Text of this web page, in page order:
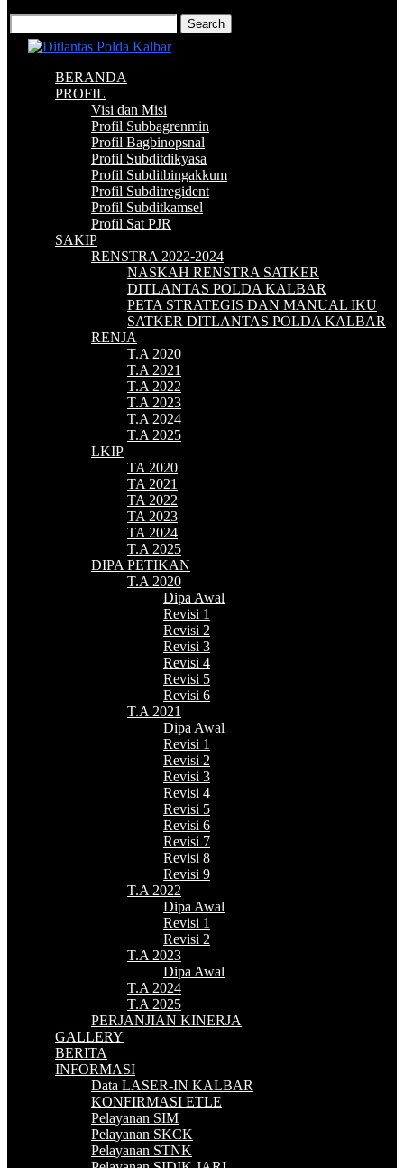
BERANDA
PROFIL
Visi dan Misi
Profil Subbagrenmin
Profil Bagbinopsnal
Profil Subditdikyasa
Profil Subditbingakkum
Profil Subditregident
Profil Subditkamsel
Profil Sat PJR
SAKIP
RENSTRA 2022-2024
NASKAH RENSTRA SATKER
DITLANTAS POLDA KALBAR
PETA STRATEGIS DAN MANUAL IKU
SATKER DITLANTAS POLDA KALBAR
RENJA
T.A 2020
T.A 2021
T.A 2022
T.A 2023
T.A 2024
T.A 2025
LKIP
TA 2020
TA 2021
TA 2022
TA 2023
TA 2024
T.A 2025
DIPA PETIKAN
T.A 2020
Dipa Awal
Revisi 1
Revisi 2
Revisi 3
Revisi 4
Revisi 5
Revisi 6
T.A 2021
Dipa Awal
Revisi 1
Revisi 2
Revisi 3
Revisi 4
Revisi 5
Revisi 6
Revisi 7
Revisi 8
Revisi 9
T.A 2022
Dipa Awal
Revisi 1
Revisi 2
T.A 2023
Dipa Awal
T.A 2024
T.A 2025
PERJANJIAN KINERJA
GALLERY
BERITA
INFORMASI
Data LASER-IN KALBAR
KONFIRMASI ETLE
Pelayanan SIM
Pelayanan SKCK
Pelayanan STNK